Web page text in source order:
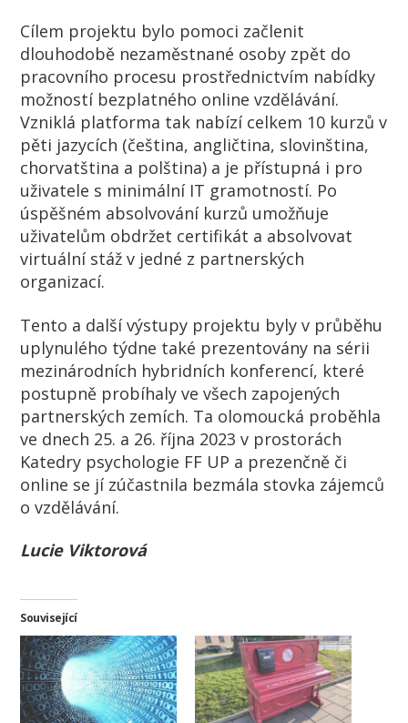
Cílem projektu bylo pomoci začlenit
dlouhodobě nezaměstnané osoby zpět do
pracovního procesu prostřednictvím nabídky
možností bezplatného online vzdělávání.
Vzniklá platforma tak nabízí celkem 10 kurzů v
pěti jazycích (čeština, angličtina, slovinština,
chorvatština a polština) a je přístupná i pro
uživatele s minimální IT gramotností. Po
úspěšném absolvování kurzů umožňuje
uživatelům obdržet certifikát a absolvovat
virtuální stáž v jedné z partnerských
organizací.
Tento a další výstupy projektu byly v průběhu
uplynulého týdne také prezentovány na sérii
mezinárodních hybridních konferencí, které
postupně probíhaly ve všech zapojených
partnerských zemích. Ta olomoucká proběhla
ve dnech 25. a 26. října 2023 v prostorách
Katedry psychologie FF UP a prezenčně či
online se jí zúčastnila bezmála stovka zájemců
o vzdělávání.
Lucie Viktorová
Související